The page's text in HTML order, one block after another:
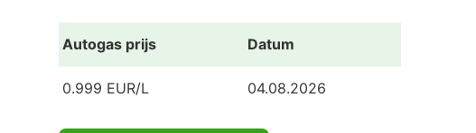
Autogas prijs Datum
0.999 EUR/L 04.08.2026